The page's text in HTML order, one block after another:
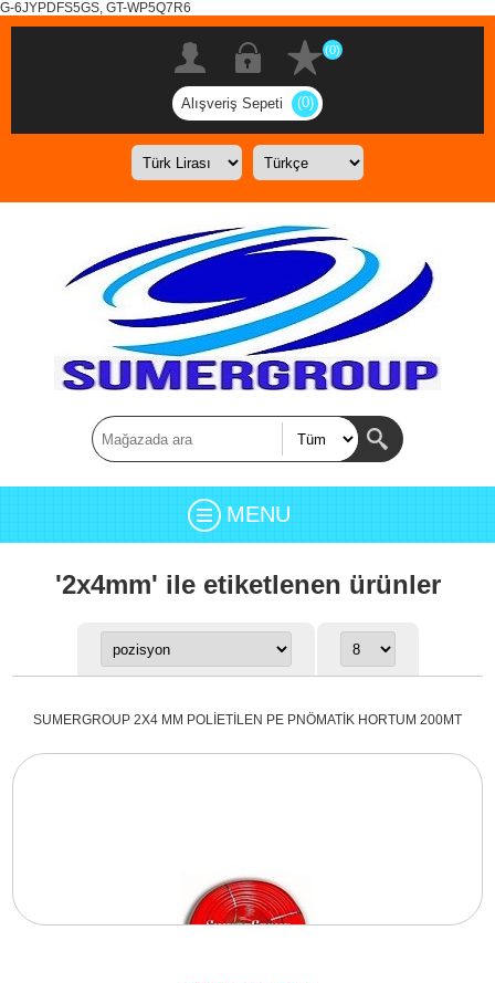
G-6JYPDFS5GS, GT-WP5Q7R6
(0)
Alışveriş Sepeti (0)
MENU
'2x4mm' ile etiketlenen ürünler
SUMERGROUP 2X4 MM POLİETİLEN PE PNÖMATİK HORTUM 200MT